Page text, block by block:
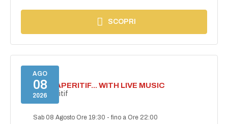
SCOPRI
AGO
08
2026
SECRET APERITIF... WITH LIVE MUSIC
Secret aperitif
Sab 08 Agosto Ore 19:30 -fino a Ore 22:00